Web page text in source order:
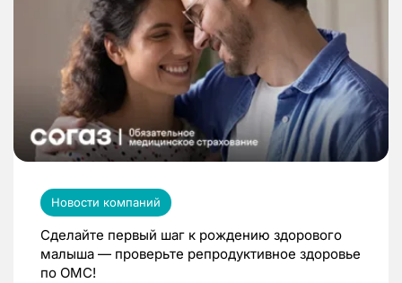
Новости компаний
Сделайте первый шаг к рождению здорового
малыша — проверьте репродуктивное здоровье
по ОМС!